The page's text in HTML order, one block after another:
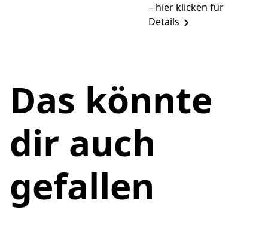
– hier klicken für
Details
Das könnte
dir auch
gefallen